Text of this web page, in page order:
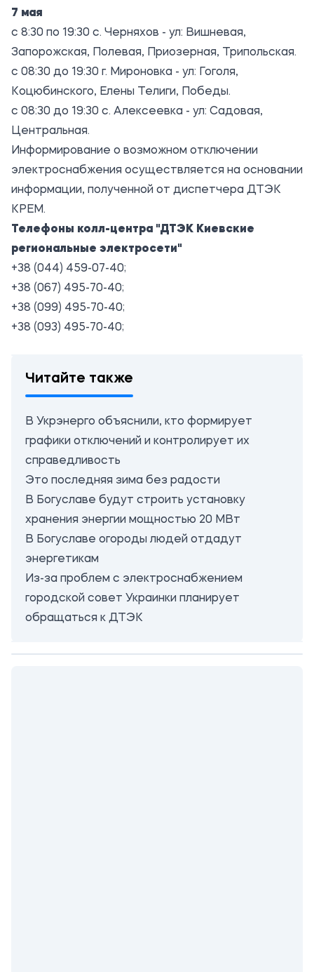
7 мая
с 8:30 по 19:30 с. Черняхов - ул: Вишневая,
Запорожская, Полевая, Приозерная, Трипольская.
с 08:30 до 19:30 г. Мироновка - ул: Гоголя,
Коцюбинского, Елены Телиги, Победы.
с 08:30 до 19:30 с. Алексеевка - ул: Садовая,
Центральная.
Информирование о возможном отключении
электроснабжения осуществляется на основании
информации, полученной от диспетчера ДТЭК
КРЕМ.
Телефоны колл-центра "ДТЭК Киевские
региональные электросети"
+38 (044) 459-07-40;
+38 (067) 495-70-40;
+38 (099) 495-70-40;
+38 (093) 495-70-40;
Читайте также
В Укрэнерго объяснили, кто формирует
графики отключений и контролирует их
справедливость
Это последняя зима без радости
В Богуславе будут строить установку
хранения энергии мощностью 20 МВт
В Богуславе огороды людей отдадут
энергетикам
Из-за проблем с электроснабжением
городской совет Украинки планирует
обращаться к ДТЭК